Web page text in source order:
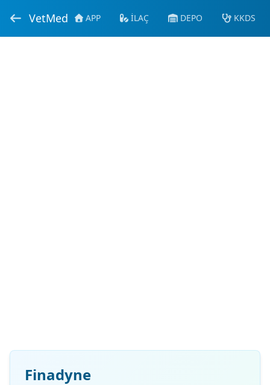
VetMed APP İLAÇ DEPO KKDS
Finadyne